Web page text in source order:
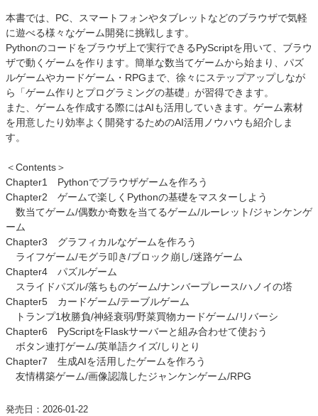
本書では、PC、スマートフォンやタブレットなどのブラウザで気軽
に遊べる様々なゲーム開発に挑戦します。
Pythonのコードをブラウザ上で実行できるPyScriptを用いて、ブラウ
ザで動くゲームを作ります。簡単な数当てゲームから始まり、パズ
ルゲームやカードゲーム・RPGまで、徐々にステップアップしなが
ら「ゲーム作りとプログラミングの基礎」が習得できます。
また、ゲームを作成する際にはAIも活用していきます。ゲーム素材
を用意したり効率よく開発するためのAI活用ノウハウも紹介しま
す。
＜Contents＞
Chapter1 Pythonでブラウザゲームを作ろう
Chapter2 ゲームで楽しくPythonの基礎をマスターしよう
数当てゲーム/偶数か奇数を当てるゲーム/ルーレット/ジャンケンゲ
ーム
Chapter3 グラフィカルなゲームを作ろう
ライフゲーム/モグラ叩き/ブロック崩し/迷路ゲーム
Chapter4 パズルゲーム
スライドパズル/落ちものゲーム/ナンバープレース/ハノイの塔
Chapter5 カードゲーム/テーブルゲーム
トランプ1枚勝負/神経衰弱/野菜買物カードゲーム/リバーシ
Chapter6 PyScriptをFlaskサーバーと組み合わせて使おう
ボタン連打ゲーム/英単語クイズ/しりとり
Chapter7 生成AIを活用したゲームを作ろう
友情構築ゲーム/画像認識したジャンケンゲーム/RPG
発売日：2026-01-22